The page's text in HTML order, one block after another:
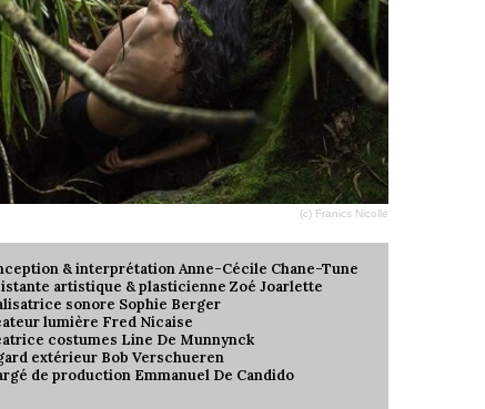
(c) Franics Nicolle
& interprétation Anne-Cécile Chane-Tune
artistique & plasticienne Zoé Joarlette
sonore Sophie Berger
lumière Fred Nicaise
costumes Line De Munnynck
extérieur Bob Verschueren
de production Emmanuel De Candido